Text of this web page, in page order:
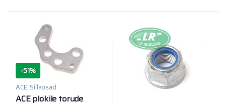
-51%
ACE,Sillaosad
ACE plokile torude